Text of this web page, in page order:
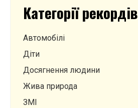
Категорії рекордів
Автомобілі
Діти
Досягнення людини
Жива природа
ЗМІ